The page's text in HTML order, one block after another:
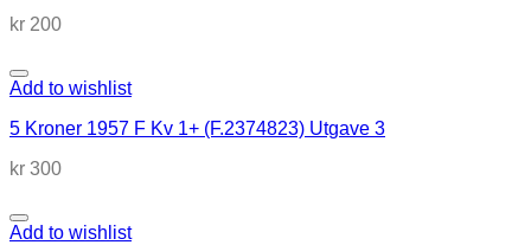
kr 200
Add to wishlist
5 Kroner 1957 F Kv 1+ (F.2374823) Utgave 3
kr 300
Add to wishlist